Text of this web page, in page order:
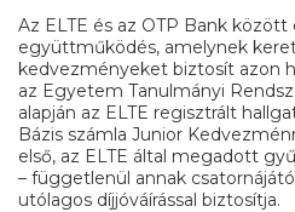
Az ELTE és az OTP Bank
együttműködés, amelynek
kedvezményeket biztosít azon
az Egyetem Tanulmányi
alapján az ELTE regisztrált
Bázis számla Junior
első, az ELTE által megadott
– függetlenül annak
utólagos díjjóváírással biztosítja.